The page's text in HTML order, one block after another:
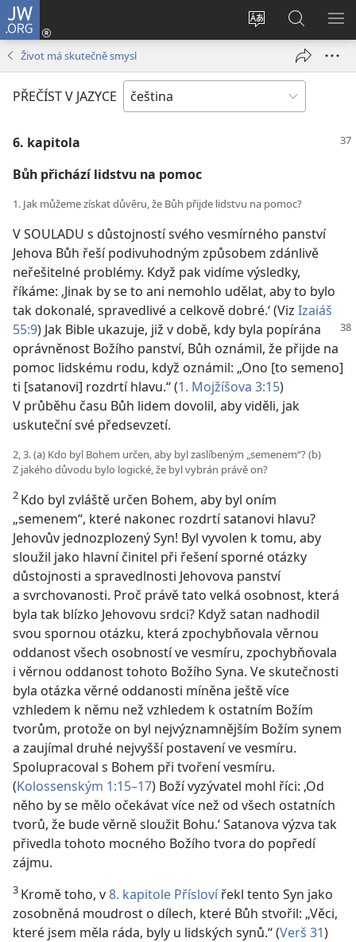
JW.ORG
Změnit
stránek
Přihlásit
se
okno)
Hledat
na
JW.ORG
Život má skutečně smysl
PŘEČÍST V JAZYCE
6. kapitola
Bůh přichází lidstvu na pomoc
1. Jak můžeme získat důvěru, že Bůh přijde lidstvu na pomoc?
V SOULADU s důstojností svého vesmírného panství
Jehova Bůh řeší podivuhodným způsobem zdánlivě
neřešitelné problémy. Když pak vidíme výsledky,
říkáme: ‚Jinak by se to ani nemohlo udělat, aby to bylo
tak dokonalé, spravedlivé a celkově dobré.‘ (Viz Izaiáš
55:9) Jak Bible ukazuje, již v době, kdy byla popírána
oprávněnost Božího panství, Bůh oznámil, že přijde na
pomoc lidskému rodu, když oznámil: „Ono [to semeno]
ti [satanovi] rozdrtí hlavu.“ (1. Mojžíšova 3:15)
V průběhu času Bůh lidem dovolil, aby viděli, jak
uskuteční své předsevzetí.
2, 3. (a) Kdo byl Bohem určen, aby byl zaslíbeným „semenem“? (b)
Z jakého důvodu bylo logické, že byl vybrán právě on?
2 Kdo byl zvláště určen Bohem, aby byl oním
„semenem“, které nakonec rozdrtí satanovi hlavu?
Jehovův jednozplozený Syn! Byl vyvolen k tomu, aby
sloužil jako hlavní činitel při řešení sporné otázky
důstojnosti a spravedlnosti Jehovova panství
a svrchovanosti. Proč právě tato velká osobnost, která
byla tak blízko Jehovovu srdci? Když satan nadhodil
svou spornou otázku, která zpochybňovala věrnou
oddanost všech osobností ve vesmíru, zpochybňovala
i věrnou oddanost tohoto Božího Syna. Ve skutečnosti
byla otázka věrné oddanosti míněna ještě více
vzhledem k němu než vzhledem k ostatním Božím
tvorům, protože on byl nejvýznamnějším Božím synem
a zaujímal druhé nejvyšší postavení ve vesmíru.
Spolupracoval s Bohem při tvoření vesmíru.
(Kolossenským 1:15–17) Boží vyzývatel mohl říci: ‚Od
něho by se mělo očekávat více než od všech ostatních
tvorů, že bude věrně sloužit Bohu.‘ Satanova výzva tak
přivedla tohoto mocného Božího tvora do popředí
zájmu.
3 Kromě toho, v8. kapitole Příslovířekl tento Syn jako
zosobněná moudrost o dílech, které Bůh stvořil: „Věci,
které jsem měla ráda, byly u lidských synů.“ (Verš 31)